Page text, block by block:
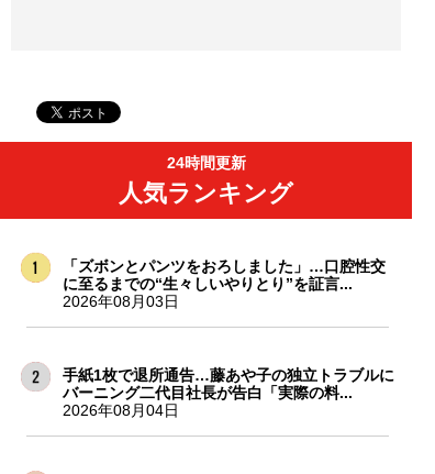
24時間更新
人気ランキング
「ズボンとパンツをおろしました」…口腔性交
に至るまでの“生々しいやりとり”を証言...
2026年08月03日
手紙1枚で退所通告…藤あや子の独立トラブルに
バーニング二代目社長が告白「実際の料...
2026年08月04日